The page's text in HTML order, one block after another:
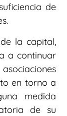
de
la capital,
a continuar
en torno a
medida
de su